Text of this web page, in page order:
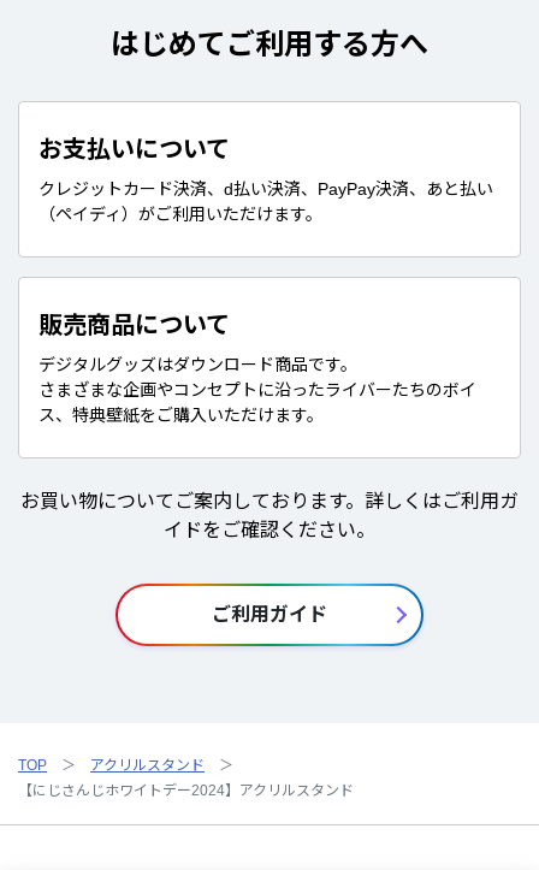
はじめてご利用する方へ
お支払いについて
クレジットカード決済、d払い決済、PayPay決済、あと払い
（ペイディ）がご利用いただけます。
販売商品について
デジタルグッズはダウンロード商品です。
さまざまな企画やコンセプトに沿ったライバーたちのボイ
ス、特典壁紙をご購入いただけます。
お買い物についてご案内しております。詳しくはご利用ガ
イドをご確認ください。
ご利用ガイド
TOP
アクリルスタンド
【にじさんじホワイトデー2024】アクリルスタンド